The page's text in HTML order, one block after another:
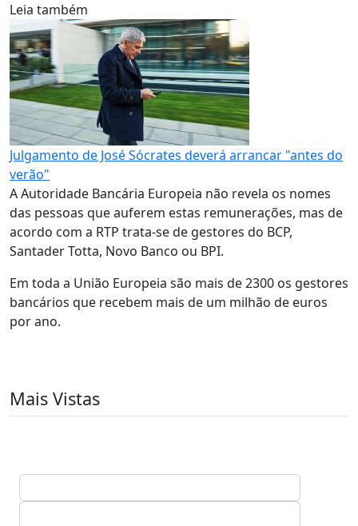
Leia também
Julgamento de José Sócrates deverá arrancar "antes do
verão"
A Autoridade Bancária Europeia não revela os nomes
das pessoas que auferem estas remunerações, mas de
acordo com a RTP trata-se de gestores do BCP,
Santader Totta, Novo Banco ou BPI.
Em toda a União Europeia são mais de 2300 os gestores
bancários que recebem mais de um milhão de euros
por ano.
Mais Vistas